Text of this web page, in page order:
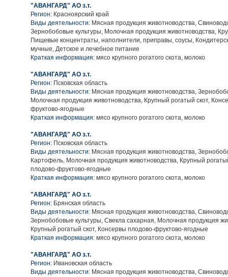
"АВАНГАРД" АО з.т.
Регион: Красноярский край
Виды деятельности: Мясная продукция животноводства,
Зернобобовые культуры, Молочная продукция животноводства,
Пищевые концентраты, наполнители, приправы, соусы,
мучные, Детское и лечебное питание
Краткая информация: мясо крупного рогатого скота, молоко
"АВАНГАРД" АО з.т.
Регион: Псковская область
Виды деятельности: Мясная продукция животноводства,
Молочная продукция животноводства, Крупный рогатый скот,
фруктово-ягодные
Краткая информация: мясо крупного рогатого скота, молоко
"АВАНГАРД" АО з.т.
Регион: Псковская область
Виды деятельности: Мясная продукция животноводства,
Картофель, Молочная продукция животноводства, Крупный
плодово-фруктово-ягодные
Краткая информация: мясо крупного рогатого скота, молоко
"АВАНГАРД" АО з.т.
Регион: Брянская область
Виды деятельности: Мясная продукция животноводства,
Зернобобовые культуры, Свекла сахарная, Молочная продукция
Крупный рогатый скот, Консервы плодово-фруктово-ягодные
Краткая информация: мясо крупного рогатого скота, молоко
"АВАНГАРД" АО з.т.
Регион: Ивановская область
Виды деятельности: Мясная продукция животноводства,